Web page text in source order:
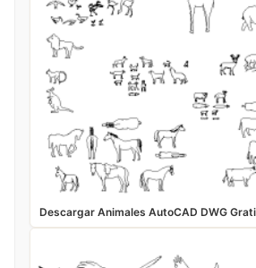
Descargar Animales AutoCAD DWG